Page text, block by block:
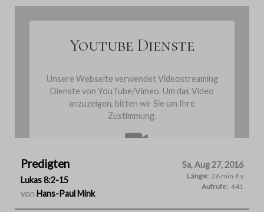
Youtube Dienste
Unsere Webseite verwendet Videostreaming
Dienste von YouTube/Vimeo. Um das Video
anzuzeigen, bitten wir Sie um Ihre
Zustimmung.
Cookies einmalig akzeptierenSa, Aug 27, 2016
Länge: 26 min 4 s
Aufrufe: 641
Predigten
Lukas 8:2-15
von Hans-Paul Mink